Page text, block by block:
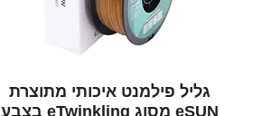
תצוגה מהירה
גליל פילמנט איכותי מתוצרת
eSUN מסוג eTwinkling בצבע